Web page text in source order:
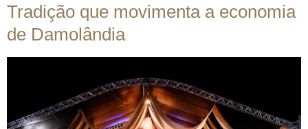
Tradição que movimenta a economia
de Damolândia